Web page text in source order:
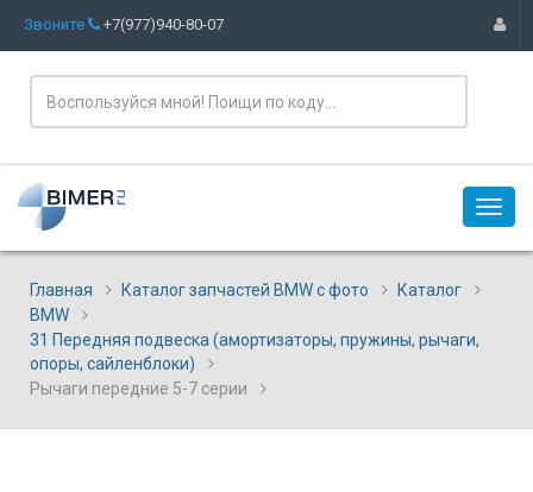
Звоните +7(977)940-80-07
Главная Каталог запчастей BMW с фото
Каталог
BMW
31 Передняя подвеска (амортизаторы, пружины, рычаги,
опоры, сайленблоки)
Рычаги передние 5-7 серии